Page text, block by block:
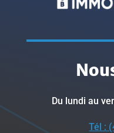
Du lundi au
Tél :